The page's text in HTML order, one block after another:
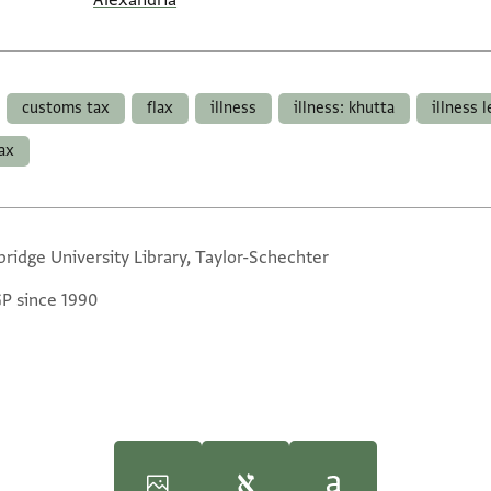
customs tax flax illness illness: khutta illness
University Library, Taylor-Schechter
since 1990